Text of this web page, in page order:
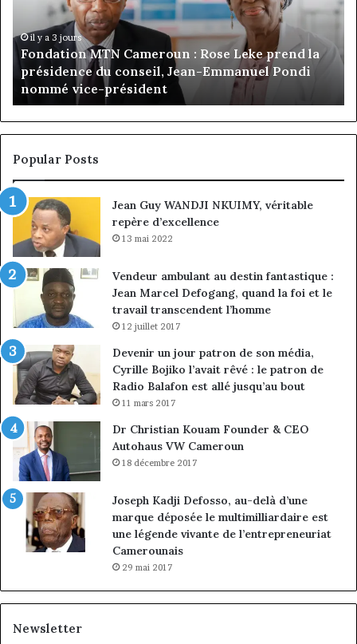
prend
présidence
du
conseil,
Jean-
Emmanuel
Pondi
vice-
président
il y a 3 jours
Fondation MTN Cameroun : Rose Leke prend la
présidence du conseil, Jean-Emmanuel Pondi
nommé vice-président
de
la
Popular Posts
Jean Guy WANDJI NKUIMY, véritable
repère d’excellence
13 mai 2022
Vendeur ambulant au destin fantastique :
Jean Marcel Defogang, quand la foi et le
travail transcendent l’homme
12 juillet 2017
Devenir un jour patron de son média,
Cyrille Bojiko l’avait rêvé : le patron de
Radio Balafon est allé jusqu’au bout
11 mars 2017
Dr Christian Kouam Founder & CEO
Autohaus VW Cameroun
18 décembre 2017
Joseph Kadji Defosso, au-delà d’une
marque déposée le multimilliardaire est
une légende vivante de l’entrepreneuriat
Camerounais
29 mai 2017
Newsletter